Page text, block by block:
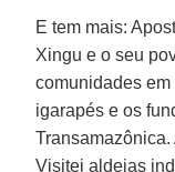
E tem mais:
Xingu e o seu
comunidades
igarapés e os
Visitei aldeias